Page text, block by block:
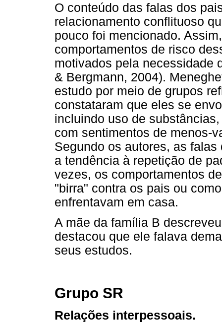
O conteúdo das falas dos
relacionamento conflituoso
pouco foi mencionado.
comportamentos de risco
motivados pela necessidade
& Bergmann, 2004).
estudo por meio de grupos
constataram que eles se
incluindo uso de
com sentimentos de menos-
Segundo os autores, as
a tendência à repetição de
vezes, os comportamentos
"birra" contra os pais ou
enfrentavam em casa.
A mãe da família B
destacou que ele falava
seus estudos.
Grupo SR
Relações interpessoais.